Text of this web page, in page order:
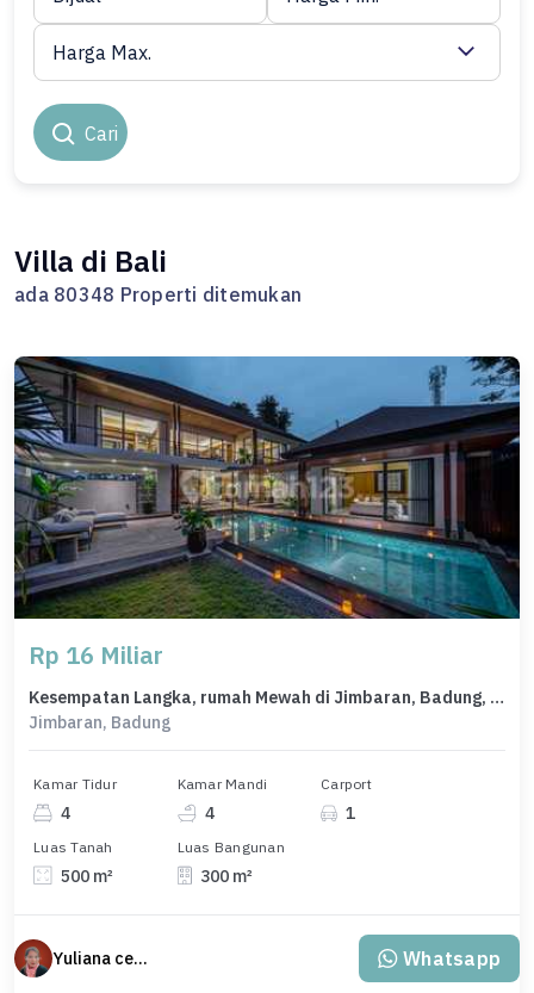
Cari
Harga Max.
Villa di Bali
ada 80348 Properti ditemukan
Rp 16 Miliar
Kesempatan Langka, rumah Mewah di Jimbaran, Badung, LB 300m²
Jimbaran, Badung
Kamar Tidur
4
Kamar Mandi
4
Carport
1
Luas Tanah
500 m²
Luas Bangunan
300 m²
Yuliana cecillia Whatsapp